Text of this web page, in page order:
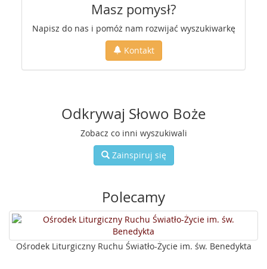
Masz pomysł?
Napisz do nas i pomóż nam rozwijać wyszukiwarkę
Kontakt
Odkrywaj Słowo Boże
Zobacz co inni wyszukiwali
Zainspiruj się
Polecamy
Ośrodek Liturgiczny Ruchu Światło-Życie im. św. Benedykta